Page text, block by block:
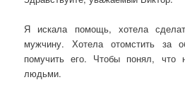
Я искала помощь, хотела
мужчину. Хотела отомстить за
помучить его. Чтобы понял, что
людьми.